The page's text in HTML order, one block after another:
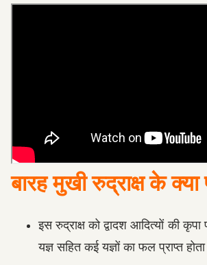
बारह मुखी रुद्राक्ष के
इस रुद्राक्ष को द्वादश आदित्यों की
यज्ञ सहित कई यज्ञों का फल प्राप्त